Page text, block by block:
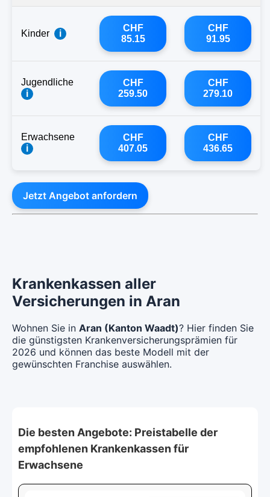
Kinder i
CHF
85.15
CHF
91.95
Jugendliche
i
CHF
259.50
CHF
279.10
Erwachsene
i
CHF
407.05
CHF
436.65
Jetzt Angebot anfordern
Krankenkassen aller
Versicherungen in Aran
Wohnen Sie in Aran (Kanton Waadt)? Hier finden Sie
die günstigsten Krankenversicherungsprämien für
2026 und können das beste Modell mit der
gewünschten Franchise auswählen.
Die besten Angebote: Preistabelle der
empfohlenen Krankenkassen für
Erwachsene